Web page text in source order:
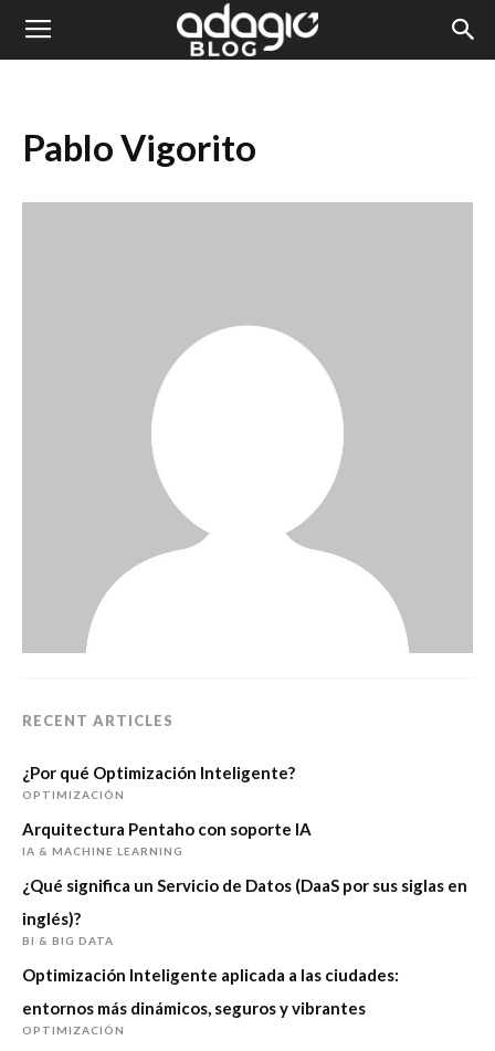
Blog
AdagioPablo Vigorito
RECENT ARTICLES
¿Por qué Optimización Inteligente?
OPTIMIZACIÓN
Arquitectura Pentaho con soporte IA
IA & MACHINE LEARNING
¿Qué significa un Servicio de Datos (DaaS por sus siglas en
inglés)?
BI & BIG DATA
Optimización Inteligente aplicada a las ciudades:
entornos más dinámicos, seguros y vibrantes
OPTIMIZACIÓN